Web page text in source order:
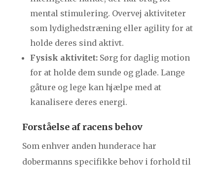
mental stimulering. Overvej aktiviteter
som lydighedstræning eller agility for at
holde deres sind aktivt.
Fysisk aktivitet:Sørg for daglig motion
for at holde dem sunde og glade. Lange
gåture og lege kan hjælpe med at
kanalisere deres energi.
Forståelse af racens behov
Som enhver anden hunderace har
dobermanns specifikke behov i forhold til